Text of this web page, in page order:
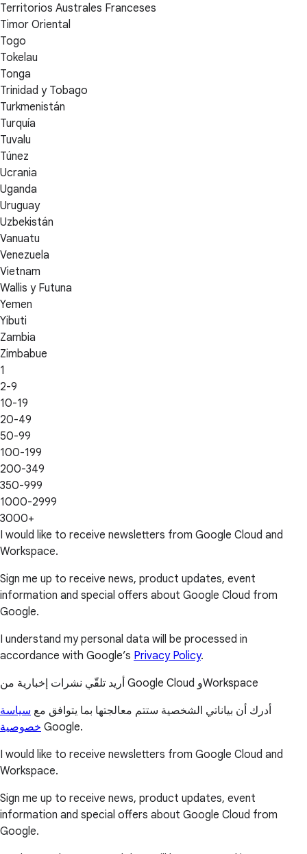
Territorios Australes Franceses
Timor Oriental
Togo
Tokelau
Tonga
Trinidad y Tobago
Turkmenistán
Turquía
Tuvalu
Túnez
Ucrania
Uganda
Uruguay
Uzbekistán
Vanuatu
Venezuela
Vietnam
Wallis y Futuna
Yemen
Yibuti
Zambia
Zimbabue
1
2-9
10-19
20-49
50-99
100-199
200-349
350-999
1000-2999
3000+
I would like to receive newsletters from Google Cloud and
Workspace.
Sign me up to receive news, product updates, event
information and special offers about Google Cloud from
Google.
I understand my personal data will be processed in
accordance with Google’s Privacy Policy.
أريد تلقّي نشرات إخبارية من Google Cloud وWorkspace
أدرك أن بياناتي الشخصية ستتم معالجتها بما يتوافق مع سياسة
خصوصية Google.
I would like to receive newsletters from Google Cloud and
Workspace.
Sign me up to receive news, product updates, event
information and special offers about Google Cloud from
Google.